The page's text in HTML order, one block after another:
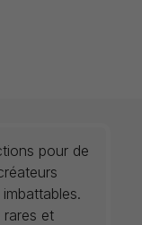
pour de
rares et